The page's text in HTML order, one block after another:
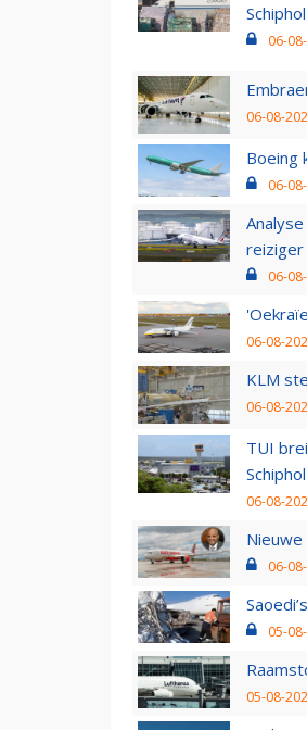
Schiphol
06-
06-08-
Boeing
06-
reiziger
06-
06-08-
KLM
06-08-
TUI
Schiphol
06-08-
06-
05-
05-08-